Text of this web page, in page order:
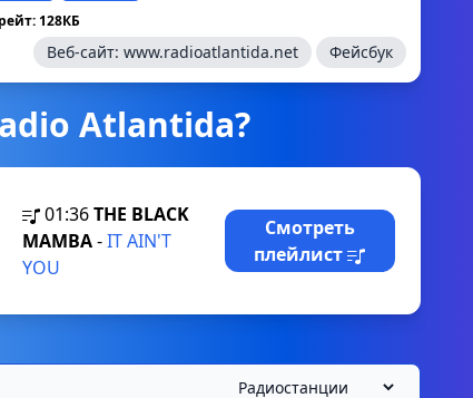
128КБ
Веб-сайт: www.radioatlantida.net Фейсбук
Atlantida?
01:36THE BLACK
MAMBA-IT AIN'T
YOU
Смотреть
плейлист